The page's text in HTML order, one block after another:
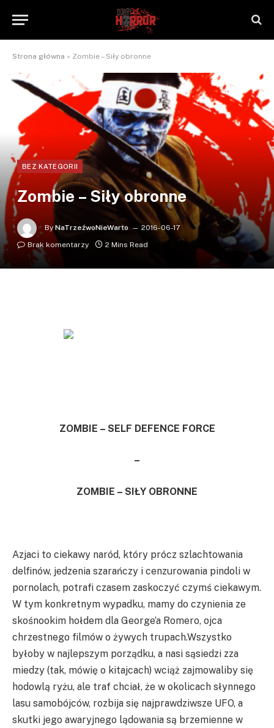
Strona główna » Zombie – Siły obronne
BEZ KATEGORII
Zombie – Siły obronne
By NaTrzeźwoNieWarto
2016-06-17
Brak komentarzy
2 Mins Read
ZOMBIE – SELF DEFENCE FORCE
–
ZOMBIE – SIŁY OBRONNE
Azjaci to ciekawy naród, który prócz szlachtowania
delfinów, jedzenia szarańczy i cenzurowania pindoli w
pornolach, potrafi czasem zaskoczyć czymś ciekawym.
W tym konkretnym wypadku, mamy do czynienia ze
skośnookim hołdem dla George’a Romero, ojca
chrzestnego filmów o żywych trupach.Wszystko
byłoby w najlepszym porządku, a nasi sąsiedzi zza
miedzy (tak, mówię o kitajcach) wciąż zajmowaliby się
hodowlą ryżu, ale traf chciał, że w okolicach słynnego
lasu samobójców, rozbija się najprawdziwsze UFO, a
skutki jego awaryjnego lądowania są brzemienne w